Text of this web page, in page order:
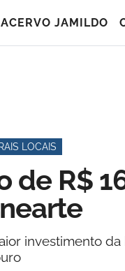
ACERVO JAMILDO
LOCAIS
de R$
investimento